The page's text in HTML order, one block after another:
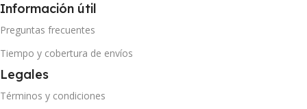
Información útil
Preguntas frecuentes
Tiempo y cobertura de envíos
Legales
Términos y condiciones